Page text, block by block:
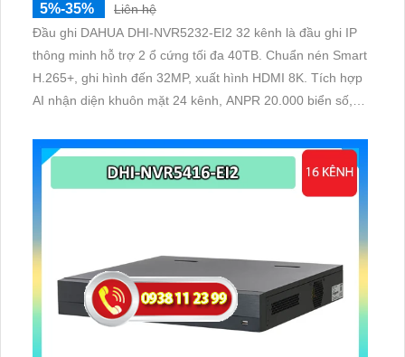
5%-35%
Liên hệ
Đầu ghi DAHUA DHI-NVR5232-EI2 32 kênh là đầu ghi IP
thông minh hỗ trợ 2 ổ cứng tối đa 40TB. Chuẩn nén Smart
H.265+, ghi hình đến 32MP, xuất hình HDMI 8K. Tích hợp
AI nhận diện khuôn mặt 24 kênh, ANPR 20.000 biển số,